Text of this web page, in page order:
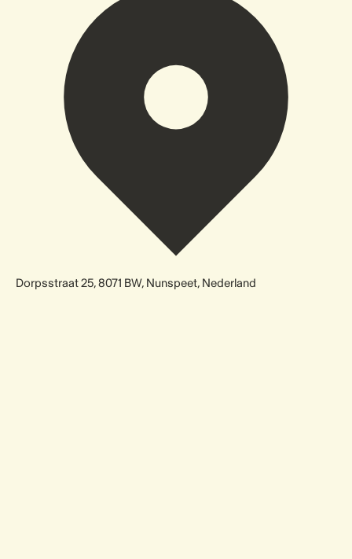
Dorpsstraat 25, 8071 BW, Nunspeet, Nederland